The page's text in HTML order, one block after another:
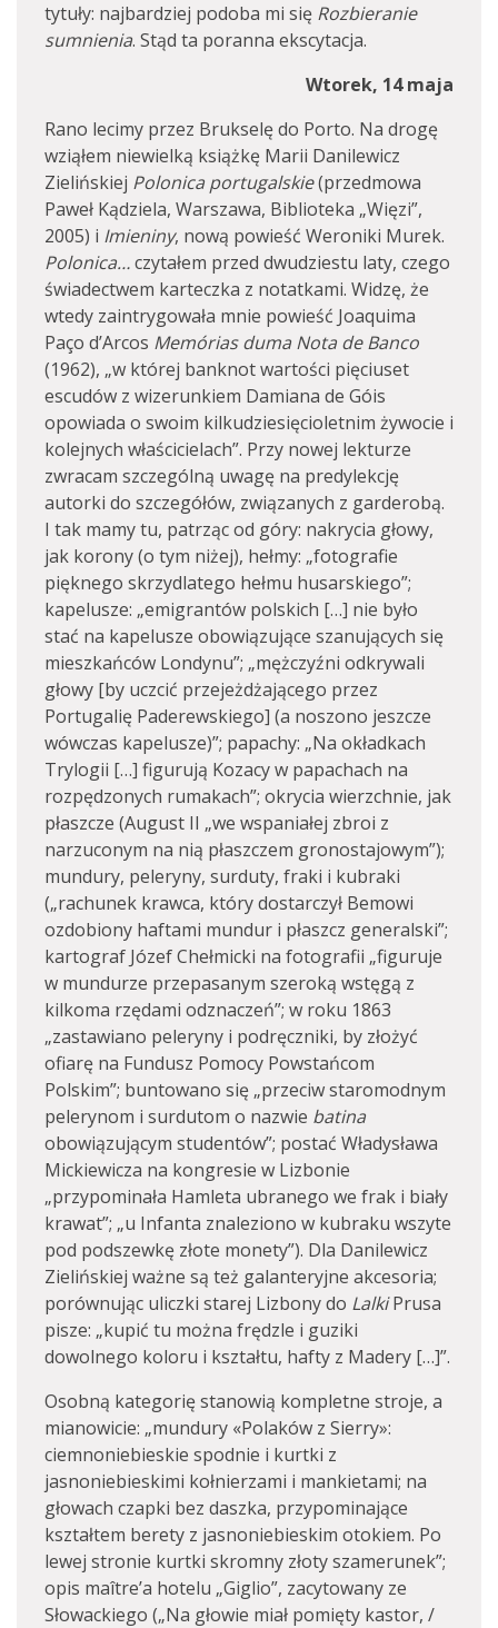
tytuły: najbardziej podoba mi się Rozbieranie
sumnienia. Stąd ta poranna ekscytacja.
Wtorek, 14 maja
Rano lecimy przez Brukselę do Porto. Na drogę
wziąłem niewielką książkę Marii Danilewicz
Zielińskiej Polonica portugalskie(przedmowa
Paweł Kądziela, Warszawa, Biblioteka „Więzi”,
2005) i Imieniny, nową powieść Weroniki Murek.
Polonica…czytałem przed dwudziestu laty, czego
świadectwem karteczka z notatkami. Widzę, że
wtedy zaintrygowała mnie powieść Joaquima
Paço d’Arcos Memórias duma Nota de Banco
(1962), „w której banknot wartości pięciuset
escudów z wizerunkiem Damiana de Góis
opowiada o swoim kilkudziesięcioletnim żywocie i
kolejnych właścicielach”. Przy nowej lekturze
zwracam szczególną uwagę na predylekcję
autorki do szczegółów, związanych z garderobą.
I tak mamy tu, patrząc od góry: nakrycia głowy,
jak korony (o tym niżej), hełmy: „fotografie
pięknego skrzydlatego hełmu husarskiego”;
kapelusze: „emigrantów polskich […] nie było
stać na kapelusze obowiązujące szanujących się
mieszkańców Londynu”; „mężczyźni odkrywali
głowy [by uczcić przejeżdżającego przez
Portugalię Paderewskiego] (a noszono jeszcze
wówczas kapelusze)”; papachy: „Na okładkach
Trylogii […] figurują Kozacy w papachach na
rozpędzonych rumakach”; okrycia wierzchnie, jak
płaszcze (August II „we wspaniałej zbroi z
narzuconym na nią płaszczem gronostajowym”);
mundury, peleryny, surduty, fraki i kubraki
(„rachunek krawca, który dostarczył Bemowi
ozdobiony haftami mundur i płaszcz generalski”;
kartograf Józef Chełmicki na fotografii „figuruje
w mundurze przepasanym szeroką wstęgą z
kilkoma rzędami odznaczeń”; w roku 1863
„zastawiano peleryny i podręczniki, by złożyć
ofiarę na Fundusz Pomocy Powstańcom
Polskim”; buntowano się „przeciw staromodnym
pelerynom i surdutom o nazwie batina
obowiązującym studentów”; postać Władysława
Mickiewicza na kongresie w Lizbonie
„przypominała Hamleta ubranego we frak i biały
krawat”; „u Infanta znaleziono w kubraku wszyte
pod podszewkę złote monety”). Dla Danilewicz
Zielińskiej ważne są też galanteryjne akcesoria;
porównując uliczki starej Lizbony do LalkiPrusa
pisze: „kupić tu można frędzle i guziki
dowolnego koloru i kształtu, hafty z Madery […]”.
Osobną kategorię stanowią kompletne stroje, a
mianowicie: „mundury «Polaków z Sierry»:
ciemnoniebieskie spodnie i kurtki z
jasnoniebieskimi kołnierzami i mankietami; na
głowach czapki bez daszka, przypominające
kształtem berety z jasnoniebieskim otokiem. Po
lewej stronie kurtki skromny złoty szamerunek”;
opis maître’a hotelu „Giglio”, zacytowany ze
Słowackiego („Na głowie miał pomięty kastor, /